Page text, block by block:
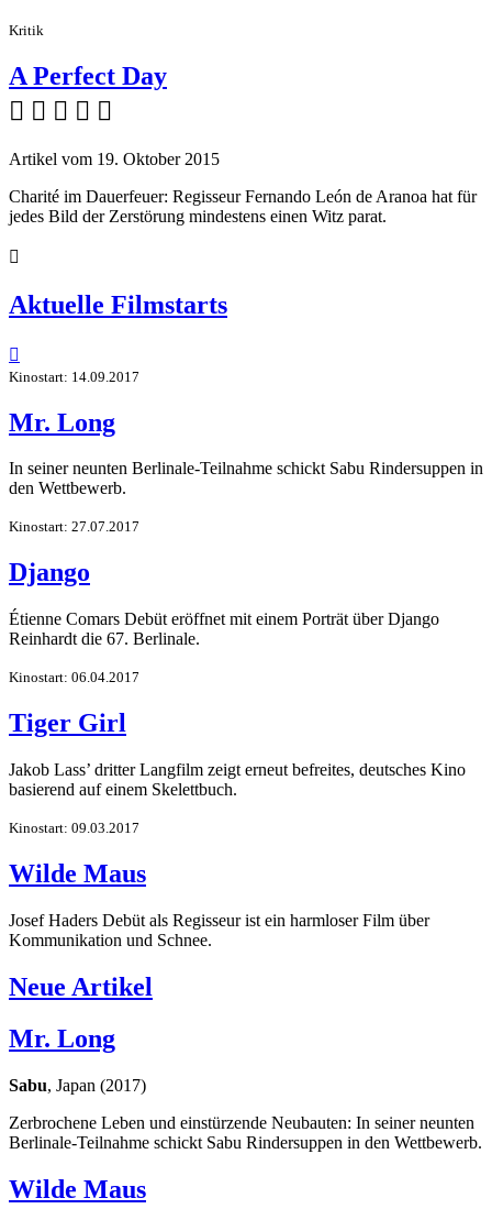
Kritik
A Perfect Day
    
Artikel vom 19. Oktober 2015
Charité im Dauerfeuer: Regisseur Fernando León de Aranoa hat für
jedes Bild der Zerstörung mindestens einen Witz parat.

Aktuelle Filmstarts

Kinostart: 14.09.2017
Mr. Long
In seiner neunten Berlinale-Teilnahme schickt Sabu Rindersuppen in
den Wettbewerb.
Kinostart: 27.07.2017
Django
Étienne Comars Debüt eröffnet mit einem Porträt über Django
Reinhardt die 67. Berlinale.
Kinostart: 06.04.2017
Tiger Girl
Jakob Lass’ dritter Langfilm zeigt erneut befreites, deutsches Kino
basierend auf einem Skelettbuch.
Kinostart: 09.03.2017
Wilde Maus
Josef Haders Debüt als Regisseur ist ein harmloser Film über
Kommunikation und Schnee.
Neue Artikel
Mr. Long
Sabu, Japan (2017)
Zerbrochene Leben und einstürzende Neubauten: In seiner neunten
Berlinale-Teilnahme schickt Sabu Rindersuppen in den Wettbewerb.
Wilde Maus